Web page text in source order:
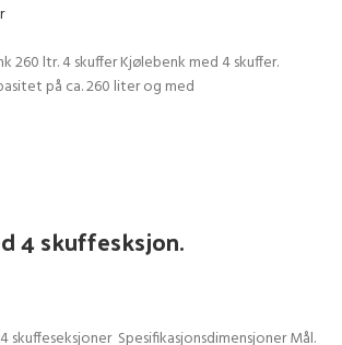
260 ltr. 4 skuffer Kjølebenk med 4 skuffer.
på ca. 260 liter og med
4 skuffesksjon.
skuffeseksjoner Spesifikasjonsdimensjoner Mål.